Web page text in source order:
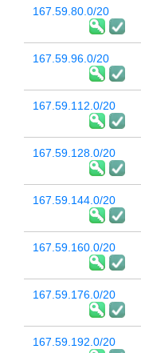
167.59.80.0/20
167.59.96.0/20
167.59.112.0/20
167.59.128.0/20
167.59.144.0/20
167.59.160.0/20
167.59.176.0/20
167.59.192.0/20